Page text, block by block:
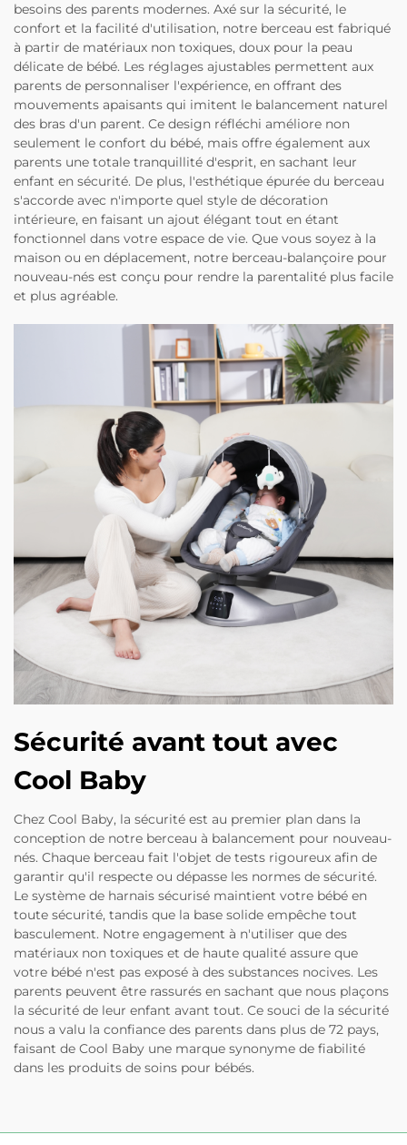
besoins des parents modernes. Axé sur la sécurité, le
confort et la facilité d'utilisation, notre berceau est fabriqué
à partir de matériaux non toxiques, doux pour la peau
délicate de bébé. Les réglages ajustables permettent aux
parents de personnaliser l'expérience, en offrant des
mouvements apaisants qui imitent le balancement naturel
des bras d'un parent. Ce design réfléchi améliore non
seulement le confort du bébé, mais offre également aux
parents une totale tranquillité d'esprit, en sachant leur
enfant en sécurité. De plus, l'esthétique épurée du berceau
s'accorde avec n'importe quel style de décoration
intérieure, en faisant un ajout élégant tout en étant
fonctionnel dans votre espace de vie. Que vous soyez à la
maison ou en déplacement, notre berceau-balançoire pour
nouveau-nés est conçu pour rendre la parentalité plus facile
et plus agréable.
Sécurité avant tout avec
Cool Baby
Chez Cool Baby, la sécurité est au premier plan dans la
conception de notre berceau à balancement pour nouveau-
nés. Chaque berceau fait l'objet de tests rigoureux afin de
garantir qu'il respecte ou dépasse les normes de sécurité.
Le système de harnais sécurisé maintient votre bébé en
toute sécurité, tandis que la base solide empêche tout
basculement. Notre engagement à n'utiliser que des
matériaux non toxiques et de haute qualité assure que
votre bébé n'est pas exposé à des substances nocives. Les
parents peuvent être rassurés en sachant que nous plaçons
la sécurité de leur enfant avant tout. Ce souci de la sécurité
nous a valu la confiance des parents dans plus de 72 pays,
faisant de Cool Baby une marque synonyme de fiabilité
dans les produits de soins pour bébés.